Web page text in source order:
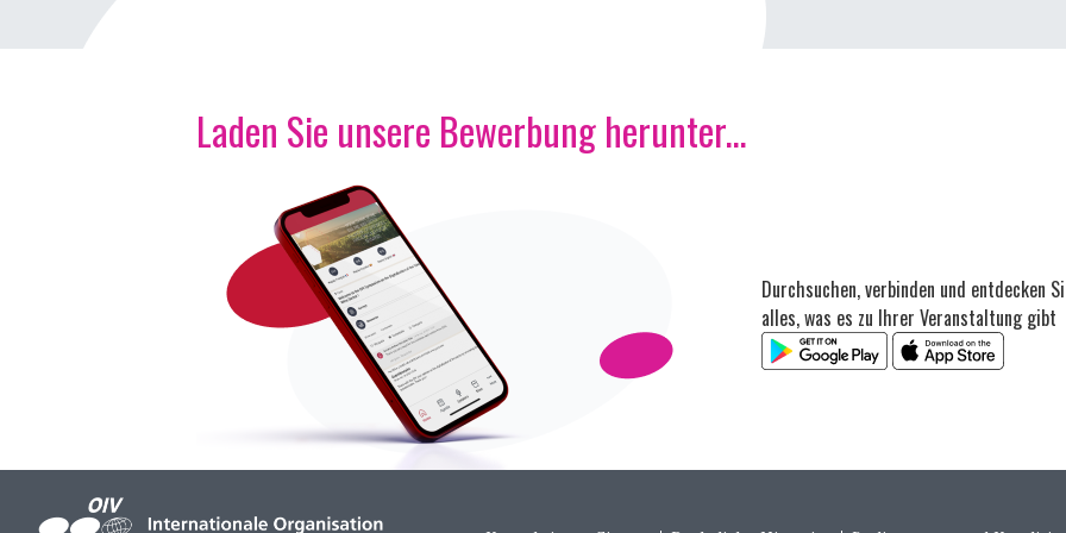
Laden Sie unsere Bewerbung herunter...
Durchsuchen, verbinden und entdecken
alles, was es zu Ihrer Veranstaltung gibt